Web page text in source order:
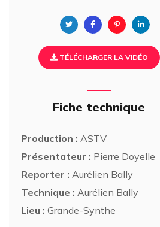
Twitter FacebookPinterest
TÉLÉCHARGER LA VIDÉO
Fiche technique
Production : ASTV
Présentateur : Pierre Doyelle
Reporter : Aurélien Bally
Technique : Aurélien Bally
Lieu : Grande-Synthe